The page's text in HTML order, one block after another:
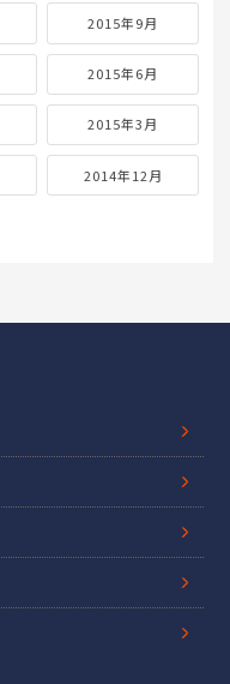
2015年9月
2015年6月
2015年3月
2014年12月